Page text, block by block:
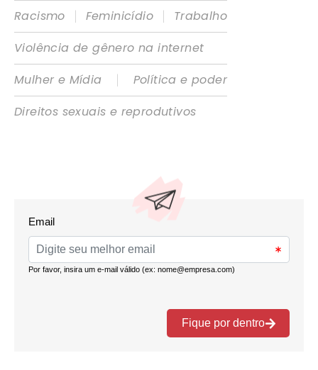
Racismo
| Feminicídio |
Trabalho
Violência de gênero na internet
Mulher e Mídia
|
Política e poder
Direitos sexuais e reprodutivos